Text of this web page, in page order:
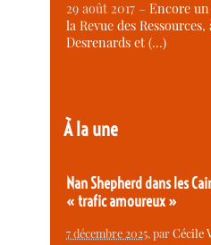
29 août 2017 –Encore
la Revue des Ressources,
Desrenards et (…)
À la une
Nan Shepherd dans les
« trafic amoureux »
7 décembre 2025, parCécile